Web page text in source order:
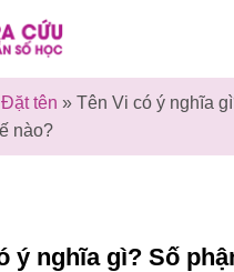
Đặt tên » Tên Vi có ý nghĩa
nào?
ý nghĩa gì? Số